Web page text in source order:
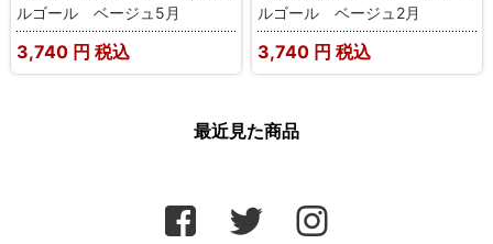
ルゴール ベージュ5月
3,740 円 税込
ルゴール ベージュ2月
3,740 円 税込
最近見た商品